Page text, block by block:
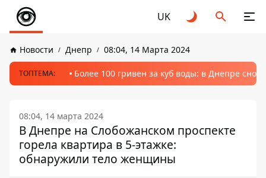
UK
Новости Днепр 08:04, 14 Марта 2024
ТОПТЕМА: Более 100 гривен за куб воды: в Днепре
08:04, 14 марта 2024
В Днепре на Слобожанском проспекте
горела квартира в 5-этажке:
обнаружили тело женщины